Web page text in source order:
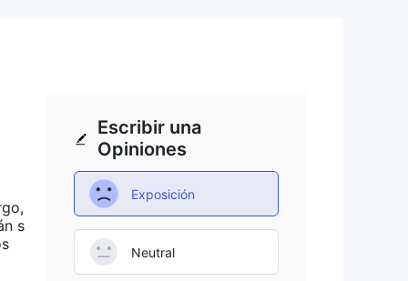
s
Escribir una
Opiniones
Exposición
Neutral